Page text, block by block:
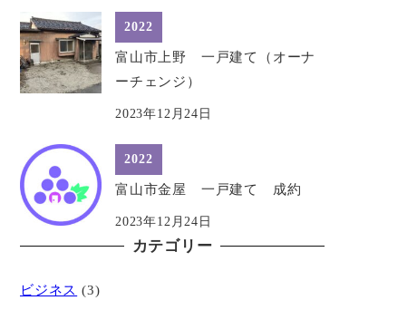
2022
富山市上野 一戸建て（オーナ
ーチェンジ）
2023年12月24日
2022
富山市金屋 一戸建て 成約
2023年12月24日
カテゴリー
ビジネス (3)